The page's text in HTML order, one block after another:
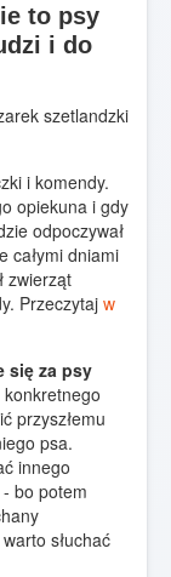
to psy
i do
i komendy.
opiekuna i gdy
odpoczywał
całymi dniami
zwierząt
Przeczytaj w
się za psy
przyszłemu
psa.
innego
bo potem
słuchać